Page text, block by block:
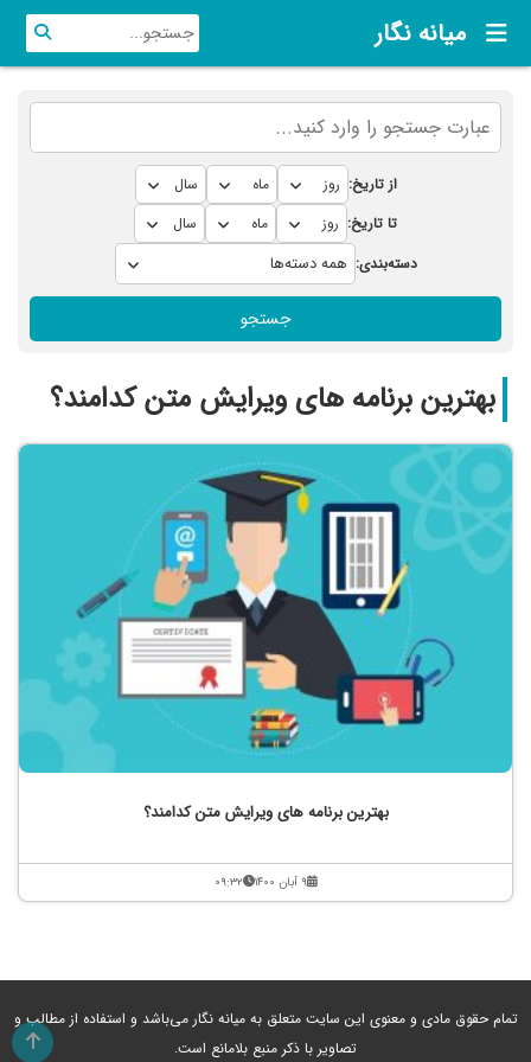
میانه نگار
از تاریخ:
تا تاریخ:
دسته‌بندی:
جستجو
بهترین برنامه های ویرایش متن کدامند؟
بهترین برنامه های ویرایش متن کدامند؟
۹ آبان ۱۴۰۰ ۰۹:۳۲
تمام حقوق مادی و معنوی این سایت متعلق به میانه نگار می‌باشد و استفاده از مطالب و
تصاویر با ذکر منبع بلامانع است.